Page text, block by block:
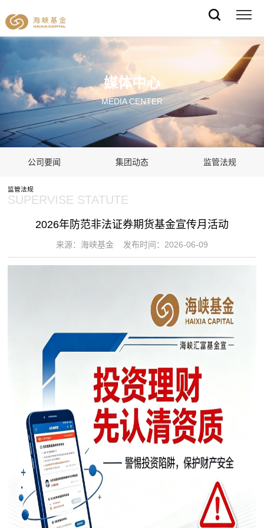
媒体中心
MEDIA CENTER
公司要闻 集团动态 监管法规
监管法规
SUPERVISE STATUTE
2026年防范非法证券期货基金宣传月活动
来源：海峡基金 发布时间：2026-06-09